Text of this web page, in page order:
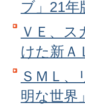
ブ」21年
ＶＥ、ス
けた新Ａ
ＳＭＬ、
明な世界